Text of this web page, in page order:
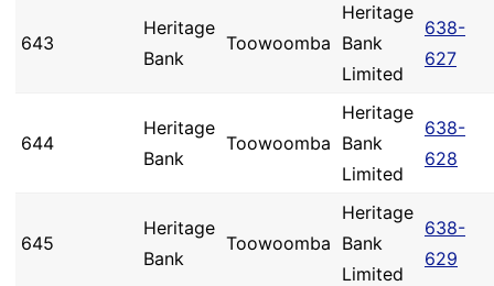
643
Heritage
Bank
Toowoomba
Heritage
Bank
Limited
638-
627
644
Heritage
Bank
Toowoomba
Heritage
Bank
Limited
638-
628
645
Heritage
Bank
Toowoomba
Heritage
Bank
Limited
638-
629